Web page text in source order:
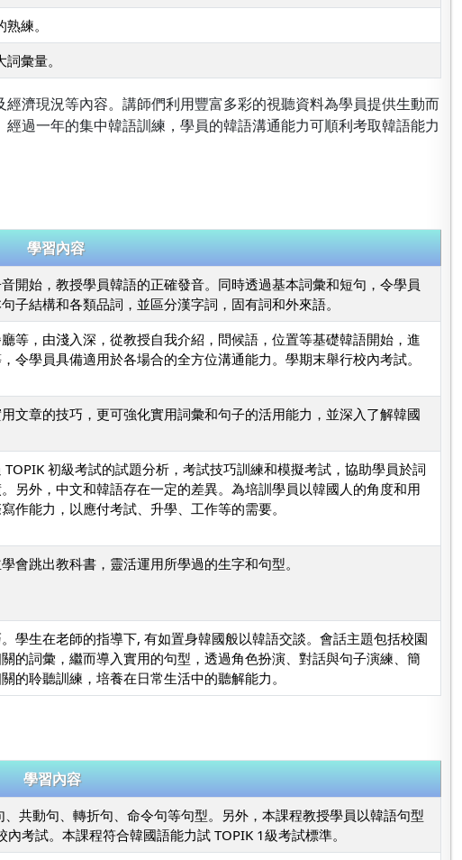
練。
彙量。
濟現況等內容。講師們利用豐富多彩的視聽資料為學員提供生動而
過一年的集中韓語訓練，學員的韓語溝通能力可順利考取韓語能力
學習內容
開始，教授學員韓語的正確發音。同時透過基本詞彙和短句，令學員
子結構和各類品詞，並區分漢字詞，固有詞和外來語。
等，由淺入深，從教授自我介紹，問候語，位置等基礎韓語開始，進
令學員具備適用於各場合的全方位溝通能力。學期末舉行校內考試。
文章的技巧，更可強化實用詞彙和句子的活用能力，並深入了解韓國
初級考試的試題分析，考試技巧訓練和模擬考試，協助學員於詞
另外，中文和韓語存在一定的差異。為培訓學員以韓國人的角度和用
作能力，以應付考試、升學、工作等的需要。
會跳出教科書，靈活運用所學過的生字和句型。
學生在老師的指導下, 有如置身韓國般以韓語交談。會話主題包括校園
的詞彙，繼而導入實用的句型，透過角色扮演、對話與句子演練、簡
的聆聽訓練，培養在日常生活中的聽解能力。
學習內容
共動句、轉折句、命令句等句型。另外，本課程教授學員以韓語句型
考試。本課程符合韓國語能力試 TOPIK 1級考試標準。